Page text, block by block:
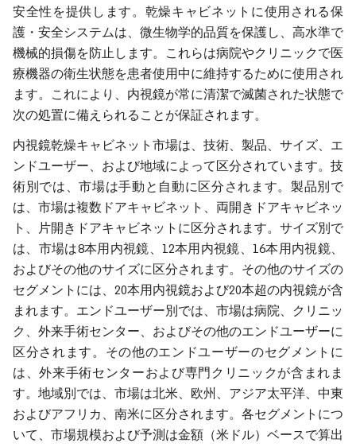
安全性を提供します。乾燥キャビネットに使用される保
護・安全システムは、微生物学的品質を保護し、高水準で
機械的損傷を防止します。これらは病院やクリニックで医
療機器の衛生状態を患者使用中に維持するために使用され
ます。これにより、内視鏡が常に清潔で滅菌された状態で
次の処置に備えられることが保証されます。
内視鏡乾燥キャビネット市場は、技術、製品、サイズ、エ
ンドユーザー、および地域によって区分されています。技
術別では、市場は手動と自動に区分されます。製品別で
は、市場は複数ドアキャビネット、両開きドアキャビネッ
ト、片開きドアキャビネットに区分されます。サイズ別で
は、市場は8本用内視鏡、12本用内視鏡、16本用内視鏡、
およびその他のサイズに区分されます。その他のサイズの
セグメントには、20本用内視鏡および20本超の内視鏡が含
まれます。エンドユーザー別では、市場は病院、クリニッ
ク、外来手術センター、およびその他のエンドユーザーに
区分されます。その他のエンドユーザーのセグメントに
は、外来手術センターおよび専門クリニックが含まれま
す。地域別では、市場は北米、欧州、アジア太平洋、中東
およびアフリカ、南米に区分されます。各セグメントにつ
いて、市場規模および予測は金額（米ドル）ベースで算出